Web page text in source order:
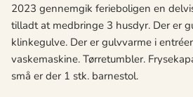
2023 gennemgik ferieboligen en
tilladt at medbringe 3 husdyr. Der er
klinkegulve. Der er gulvvarme i
vaskemaskine. Tørretumbler.
små er der 1 stk. barnestol.